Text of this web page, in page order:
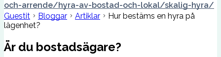
och-arrende/hyra-av-bostad-och-lokal/skalig-hyra/
Guestit
Bloggar Artiklar
Hur bestäms en hyra på
lägenhet?
Är du bostadsägare?